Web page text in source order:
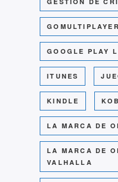
GOMULTIPLAYER
GOOGLE PLAY
ITUNES
KINDLE
LA MARCA DE
LA MARCA DE
VALHALLA